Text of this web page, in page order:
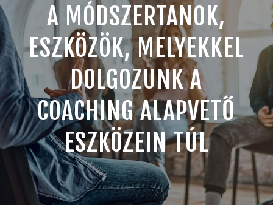
A MÓDSZERTANOK,
ESZKÖZÖK, MELYEKKEL
DOLGOZUNK A
COACHING ALAPVETŐ
ESZKÖZEIN TÚL